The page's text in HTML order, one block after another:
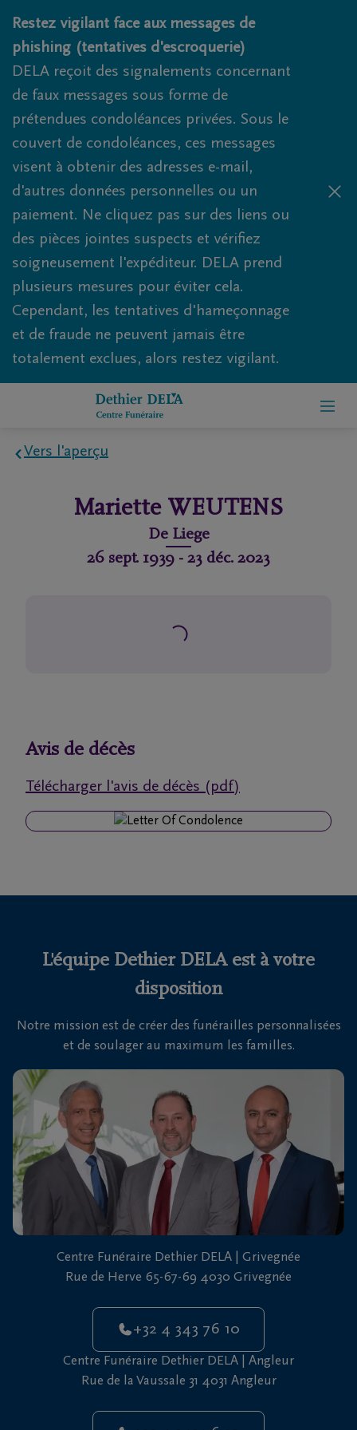
Obituaries.breadcrumbs.SkipLink
Restez vigilant face aux messages de
phishing (tentatives d'escroquerie)
DELA reçoit des signalements concernant
de faux messages sous forme de
prétendues condoléances privées. Sous le
couvert de condoléances, ces messages
visent à obtenir des adresses e-mail,
d'autres données personnelles ou un
paiement. Ne cliquez pas sur des liens ou
des pièces jointes suspects et vérifiez
soigneusement l'expéditeur. DELA prend
plusieurs mesures pour éviter cela.
Cependant, les tentatives d'hameçonnage
et de fraude ne peuvent jamais être
totalement exclues, alors restez vigilant.
de
funéraires
fréquemment
Nous
sommes
là pour
vous
24h/24
+32
4
343
76
10
Grivegnée
Vers l'aperçu
Mariette WEUTENS
De Liege
26 sept. 1939 - 23 déc. 2023
Avis de décès
Télécharger l'avis de décès (pdf)
L'équipe Dethier DELA est à votre
disposition
Notre mission est de créer des funérailles personnalisées
et de soulager au maximum les familles.
Centre Funéraire Dethier DELA | Grivegnée
Rue de Herve 65-67-69 4030 Grivegnée
+32 4 343 76 10
Centre Funéraire Dethier DELA | Angleur
Rue de la Vaussale 31 4031 Angleur